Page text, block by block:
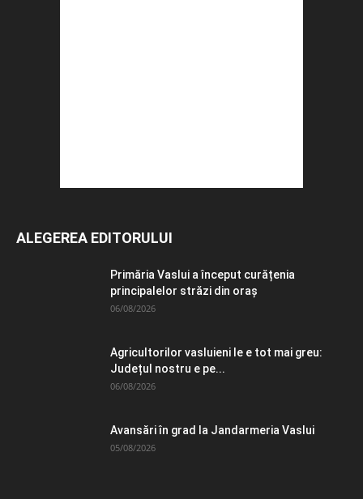
ALEGEREA EDITORULUI
Primăria Vaslui a început curățenia
principalelor străzi din oraș
06/08/2026
Agricultorilor vasluieni le e tot mai greu:
Județul nostru e pe...
06/08/2026
Avansări în grad la Jandarmeria Vaslui
05/08/2026